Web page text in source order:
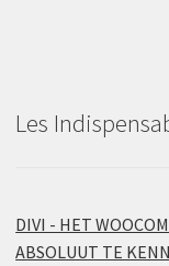
Les
DIVI - HET
ABSOLUUT TE